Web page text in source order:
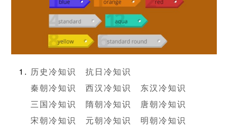
历史冷知识
抗日冷知识
秦朝冷知识
西汉冷知识
东汉冷知识
三国冷知识
隋朝冷知识
唐朝冷知识
宋朝冷知识
元朝冷知识
明朝冷知识